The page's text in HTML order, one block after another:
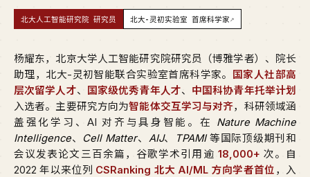
北大人工智能研究院 研究员 北大-灵初实验室 首席科学家↗
杨耀东，北京大学人工智能研究院研究员（博雅学者）、院长
助理，北大-灵初智能联合实验室首席科学家。
国家人社部高
层次留学人才、 国家级优秀青年人才、 中国科协青年托举计划
入选者。主要研究方向为智能体交互学习与对齐，科研领域涵
盖强化学习、AI 对齐与具身智能。在 Nature Machine
Intelligence、 Cell Matter、 AIJ、 TPAMI等国际顶级期刊和
会议发表论文三百余篇，谷歌学术引用逾 18,000+ 次。自
2022 年以来位列 CSRanking 北大 AI/ML 方向学者首位 ，入